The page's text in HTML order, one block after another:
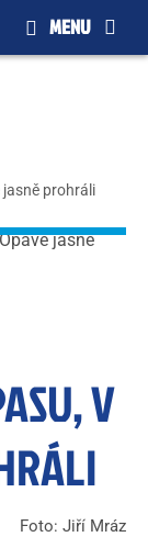
jasně prohráli
V
Foto: Jiří Mráz
MENU